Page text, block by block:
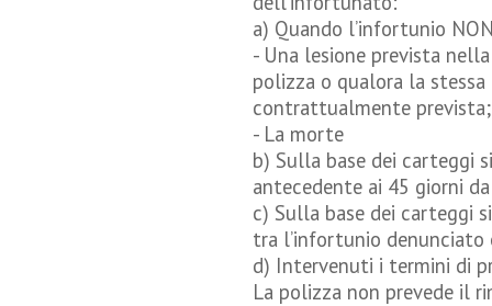
a) Quando l’infortunio
- Una lesione prevista
polizza o qualora la
contrattualmente prevista;
- La morte
b) Sulla base dei carteggi
antecedente ai 45 giorni
c) Sulla base dei carteggi
tra l’infortunio
d) Intervenuti i termini di
La polizza non prevede il